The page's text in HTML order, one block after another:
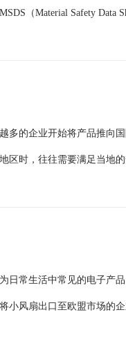
（Material Safety Data
多的企业开始将产品推向
区时，往往需要满足当地
日常生活中常见的电子产
小风扇出口至欧盟市场的